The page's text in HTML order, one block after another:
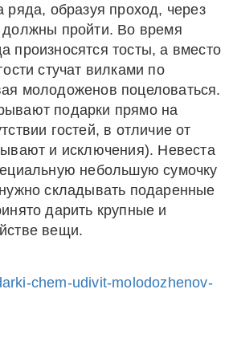
ряда, образуя проход, через
должны пройти. Во время
произносятся тосты, а вместо
стучат вилками по
молодоженов поцеловаться.
подарки прямо на
гостей, в отличие от
и исключения). Невеста
небольшую сумочку
складывать подаренные
дарить крупные и
вещи.